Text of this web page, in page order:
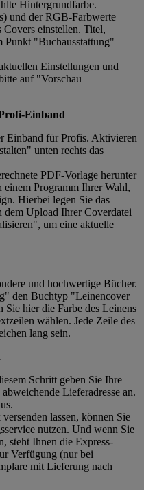
Hintergrundfarbe.
und der RGB-Farbwerte
einstellen. Titel,
Punkt "Buchausstattung"
Einstellungen und
auf "Vorschau
Einband
Einband für Profis. Aktivieren
unten rechts das
PDF-Vorlage herunter
einem Programm Ihrer Wahl,
Hierbei legen Sie das
dem Upload Ihrer Coverdatei
um eine aktuelle
und hochwertige Bücher.
den Buchtyp "Leinencover
hier die Farbe des Leinens
wählen. Jede Zeile des
lang sein.
Schritt geben Sie Ihre
Lieferadresse an.
lassen, können Sie
nutzen. Und wenn Sie
steht Ihnen die Express-
Verfügung (nur bei
mit Lieferung nach